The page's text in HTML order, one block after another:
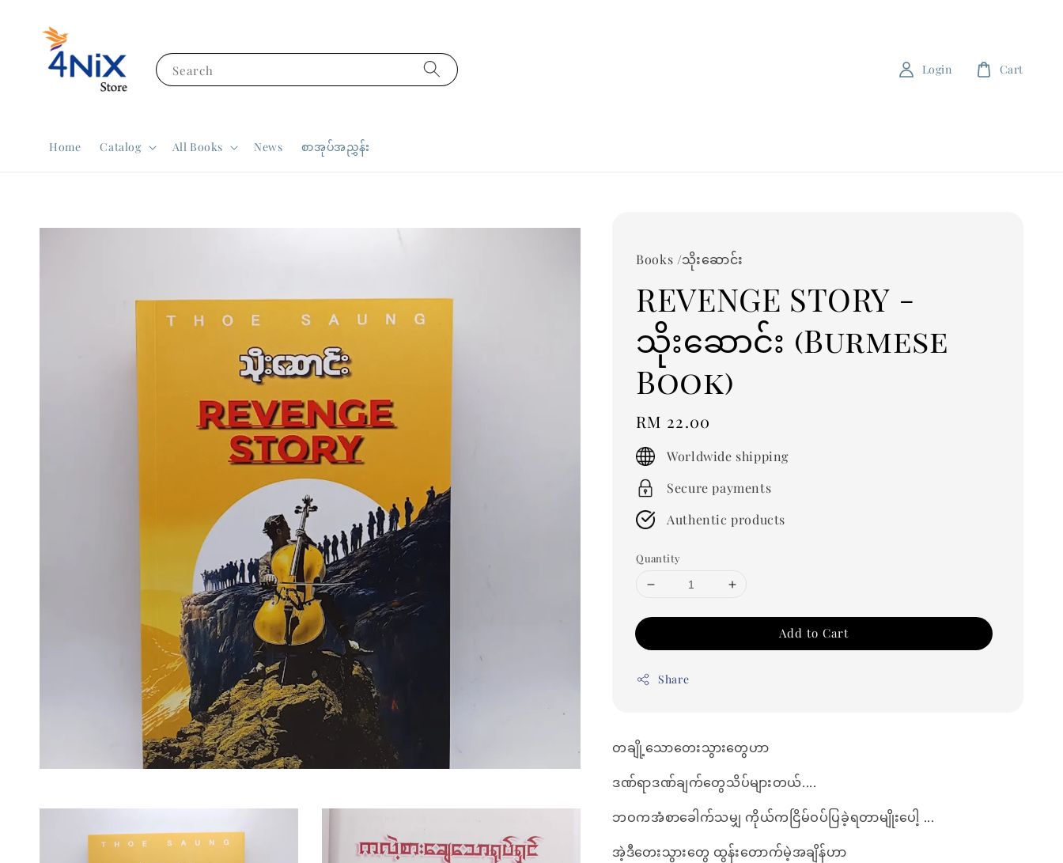
Search
Home Catalog All Books News စာအုပ်အညွှန်း
Login Cart
Books /သိုးဆောင်း
REVENGE STORY -
သိုးဆောင်း (Burmese
Book)
Regular
price
RM 22.00
Worldwide shipping
Secure payments
Authentic products
Quantity
Add to Cart
Share
တချို့သောတေးသွားတွေဟာ
ဒဏ်ရာဒဏ်ချက်တွေသိပ်များတယ်....
ဘဝကအံစာခေါက်သမျှ ကိုယ်ကငြိမ်ဝပ်ပြခဲ့ရတာမျိုးပေါ့ ...
အဲ့ဒီတေးသွားတွေ ထွန်းတောက်မဲ့အချိန်ဟာ